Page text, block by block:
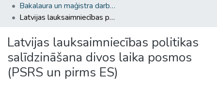
Bakalaura un maģistra darbi (SZF) / Bachelor's and Master's theses
Latvijas lauksaimniecības politikas salīdzināšana divos laika posmos (PSRS un pirms ES)
Latvijas lauksaimniecības politikas
salīdzināšana divos laika posmos
(PSRS un pirms ES)